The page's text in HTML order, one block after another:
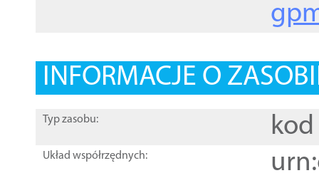
INFORMACJE O
Typ zasobu: kod
Układ współrzędnych: